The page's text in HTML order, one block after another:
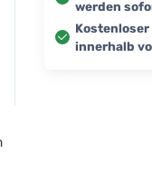
werden
innerhalb